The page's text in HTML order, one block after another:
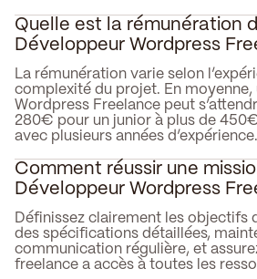
Quelle est la rémunération
Développeur Wordpress
La rémunération varie selon
complexité du projet. En moyenne,
Wordpress Freelance peut
280€ pour un junior à plus de
avec plusieurs années d’expérience.
Comment réussir une
Développeur Wordpress
Définissez clairement les objectifs
des spécifications détaillées,
communication régulière, et
freelance a accès à toutes les